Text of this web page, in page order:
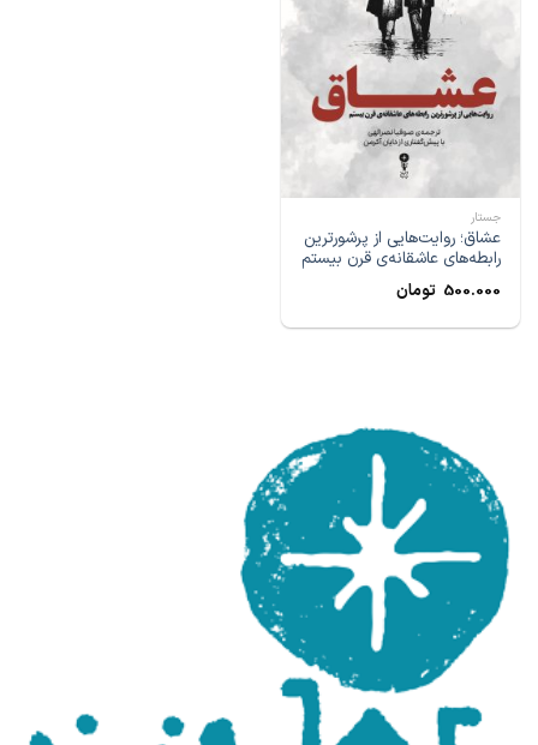
جستار
عشاق؛ روایت‌هایی از پرشورترین
رابطه‌های عاشقانه‌ی قرن بیستم
500.000 تومان